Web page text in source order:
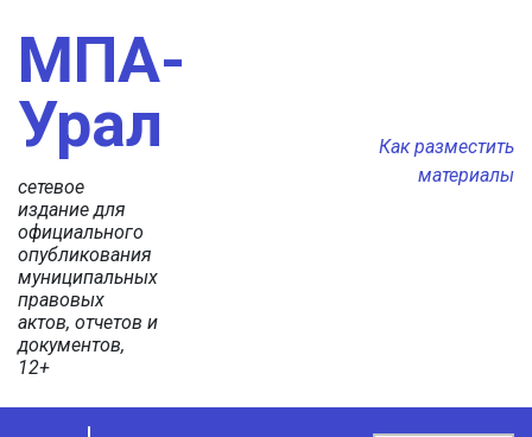
МПА-
Урал
сетевое
издание для
официального
опубликования
муниципальных
правовых
актов, отчетов и
документов,
12+
Как разместить
материалы